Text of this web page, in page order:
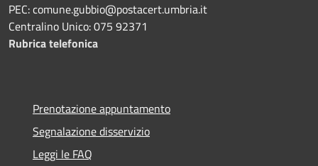
PEC: comune.gubbio@postacert.umbria.it
Centralino Unico: 075 92371
Rubrica telefonica
Prenotazione appuntamento
Segnalazione disservizio
Leggi le FAQ